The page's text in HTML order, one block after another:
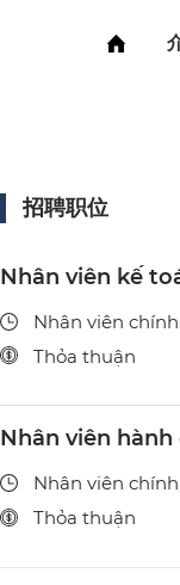
招聘职位
Nhân viên kế
Nhân viên
Thỏa thuận
Nhân viên hành
Nhân viên
Thỏa thuận